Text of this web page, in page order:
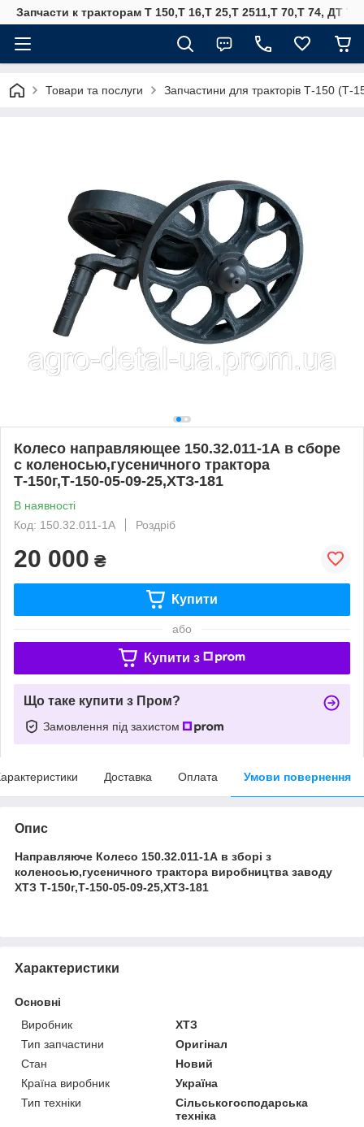
Запчасти к тракторам Т 150,Т 16,Т 25,Т 2511,Т 70,Т 74, ДТ
Товари та послуги Запчастини для тракторів Т-150
Колесо направляющее 150.32.011-1А в сборе
с коленосью,гусеничного трактора
Т-150г,Т-150-05-09-25,ХТЗ-181
В наявності
Код: 150.32.011-1А
Роздріб
20 000 ₴
Купити
або
Купити з
Що таке купити з Пром?
Замовлення під захистом
Доставка Оплата Умови повернення
Опис
Направляюче Колесо 150.32.011-1А в зборі з
коленосью,гусеничного трактора виробництва заводу
ХТЗ Т-150г,Т-150-05-09-25,ХТЗ-181
Характеристики
Основні
Виробник
ХТЗ
Тип запчастини
Оригінал
Стан
Новий
Країна виробник
Україна
Тип техніки
Сільськогосподарська
техніка